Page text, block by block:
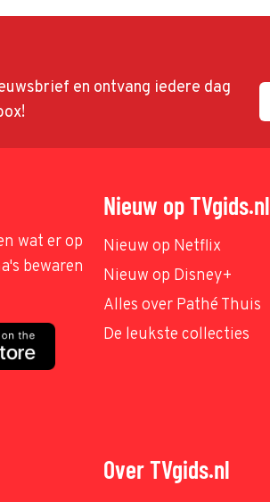
en ontvang iedere dag
wat er op
bewaren
Nieuw op TVgids.nl
Nieuw op Netflix
Nieuw op Disney+
Alles over Pathé Thuis
De leukste collecties
Over TVgids.nl